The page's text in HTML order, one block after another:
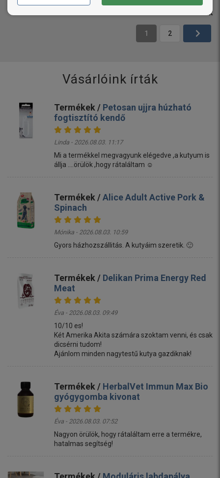
termék
1 2
Vásárlóink írták
Termékek / Petosan ujjra húzható
fogtisztító kendő
Linda - 2026.08.03. 11:17
Mi a termékkel megvagyunk elégedve ,a kutyum is
állja ....örülök ,hogy rátaláltam ☺️
Termékek /Alice Adult Active Pork &
Spinach
Mónika - 2026.08.03. 10:59
Gyors házhozszállitás. A kutyáim szeretik. 🙂
Termékek / Delikan Prima Energy Red
Meat
Éva - 2026.08.03. 09:49
10/10 es!
Két Amerika Akita számára szoktam venni, és csak
dicsérni tudom!
Ajánlom minden nagytestű kutya gazdiknak!
Termékek / HerbalVet Immun Max Bio
gyógygomba kivonat
Éva - 2026.08.03. 07:52
Nagyon örülök, hogy rátaláltam erre a termékre,
hatalmas segítség!